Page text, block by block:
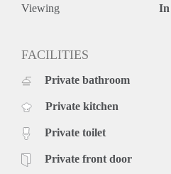
Wij werken conform het
https://tinyurl.com/59s3pdsc
Viewing In
FACILITIES
Private bathroom
Private kitchen
Private toilet
Private front door